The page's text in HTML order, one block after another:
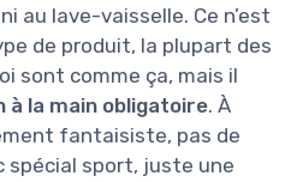
au lave-vaisselle. Ce n’est
de produit, la plupart des
sont comme ça, mais il
à la main obligatoire. À
fantaisiste, pas de
spécial sport, juste une